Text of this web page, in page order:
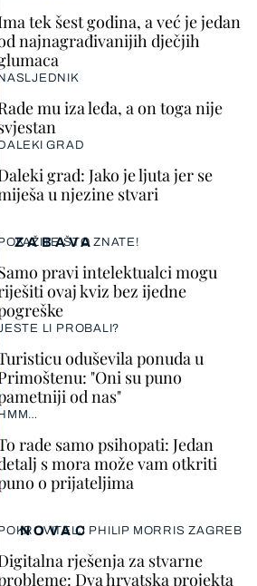
ZABAVA
POKAŽITE ŠTO ZNATE!
pravi intelektualci mogu
ovaj kviz bez ijedne
LI PROBALI?
oduševila ponuda u
"Oni su puno
od nas"
HMM…
rade samo psihopati: Jedan
s mora može vam otkriti
o prijateljima
tek šest godina, a već je jedan
najnagrađivanijih dječjih
NASLJEDNIK
mu iza leđa, a on toga nije
DALEKI GRAD
grad: Jako je ljuta jer se
u njezine stvari
NOVAC
POKROVITELJ PHILIP MORRIS ZAGREB
rješenja za stvarne
Dva hrvatska projekta